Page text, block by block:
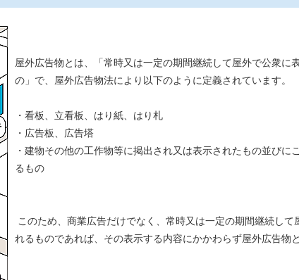
屋外広告物とは、「常時又は一定の期間継続して屋外で公衆に
の」で、屋外広告物法により以下のように定義されています。
・看板、立看板、はり紙、はり札
・広告板、広告塔
・建物その他の工作物等に掲出され又は表示されたもの並びに
るもの
このため、商業広告だけでなく、常時又は一定の期間継続して
れるものであれば、その表示する内容にかかわらず屋外広告物